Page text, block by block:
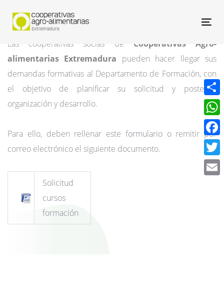
Las cooperativas socias de Cooperativas Agro-
alimentarias Extremadura pueden hacer llegar sus
demandas formativas al Departamento de Formación, con
el objetivo de planificar su solicitud y posterior
organización y desarrollo.
Para ello, deben rellenar este formularioo remitir por
correo electrónico el siguiente documento.
Solicitud
cursos
formación